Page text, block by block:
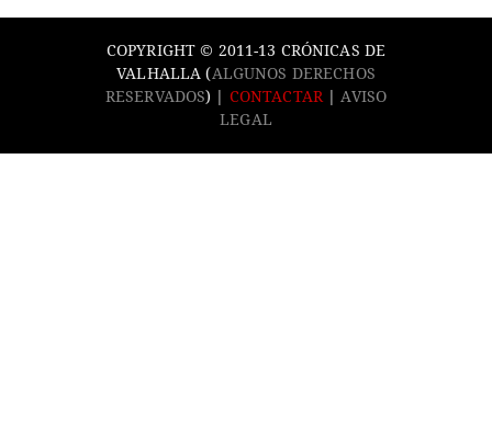
COPYRIGHT © 2011-13 CRÓNICAS DE
VALHALLA (ALGUNOS DERECHOS
RESERVADOS) | CONTACTAR|AVISO
LEGAL